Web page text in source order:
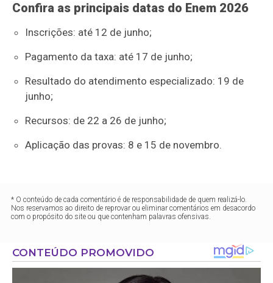
Confira as principais datas do Enem 2026
Inscrições: até 12 de junho;
Pagamento da taxa: até 17 de junho;
Resultado do atendimento especializado: 19 de
junho;
Recursos: de 22 a 26 de junho;
Aplicação das provas: 8 e 15 de novembro.
* O conteúdo de cada comentário é de responsabilidade de quem realizá-lo.
Nos reservamos ao direito de reprovar ou eliminar comentários em desacordo
com o propósito do site ou que contenham palavras ofensivas.